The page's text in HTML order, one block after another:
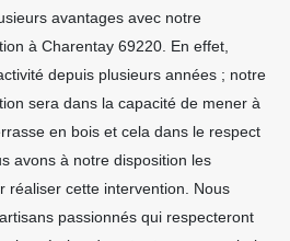
avantages avec notre
à Charentay 69220. En effet,
depuis plusieurs années ; notre
sera dans la capacité de mener à
en bois et cela dans le respect
avons à notre disposition les
réaliser cette intervention. Nous
passionnés qui respecteront